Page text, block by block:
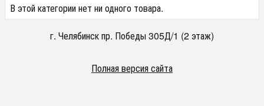
В этой категории нет ни одного товара.
г. Челябинск пр. Победы 305Д/1 (2 этаж)
Полная версия сайта